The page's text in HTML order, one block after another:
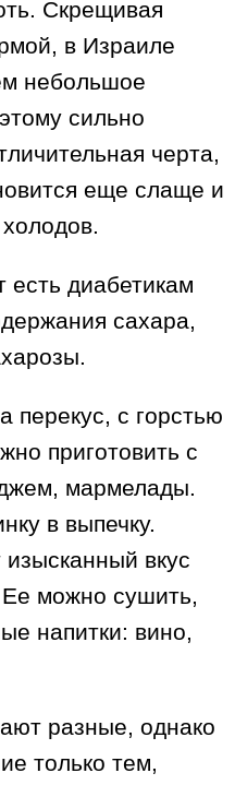
Скрещивая
в Израиле
небольшое
сильно
черта,
еще слаще и
диабетикам
сахара,
перекус, с горстью
приготовить с
мармелады.
в выпечку.
вкус
можно сушить,
напитки: вино,
разные, однако
только тем,